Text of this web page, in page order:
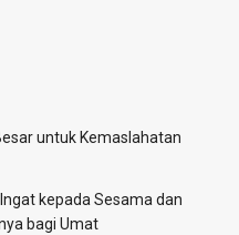
untuk Kemaslahatan
kepada Sesama dan
bagi Umat